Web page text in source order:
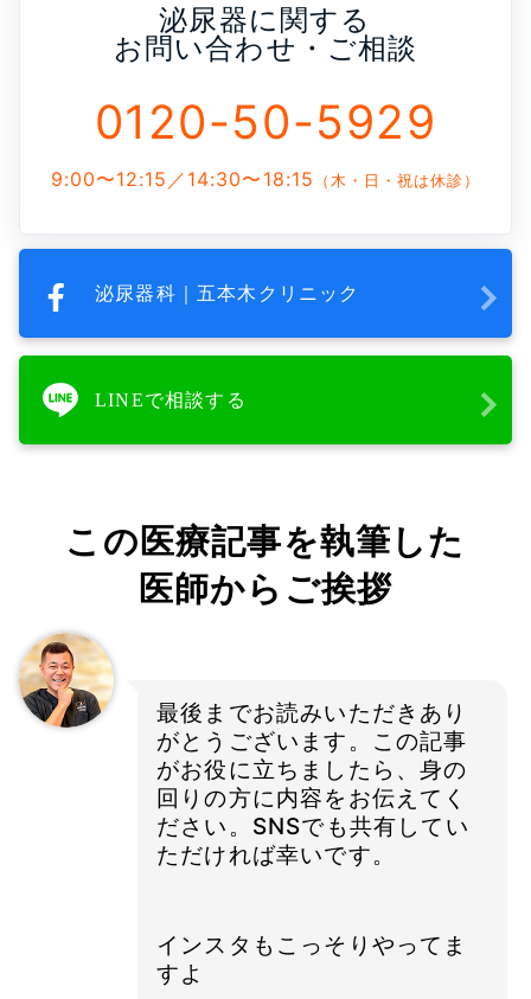
泌尿器に関する
お問い合わせ・ご相談
0120-50-5929
9:00〜12:15／14:30〜18:15 （木・日・祝は休診）
泌尿器科｜五本木クリニック
LINEで相談する
この医療記事を執筆した
医師からご挨拶
最後までお読みいただきあり
がとうございます。この記事
がお役に立ちましたら、身の
回りの方に内容をお伝えてく
ださい。SNSでも共有してい
ただければ幸いです。
インスタもこっそりやってま
すよ